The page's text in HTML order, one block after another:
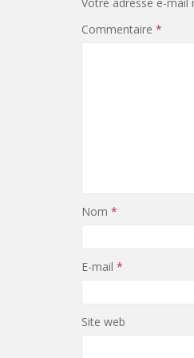
Commentaire *
Nom *
E-mail *
Site web